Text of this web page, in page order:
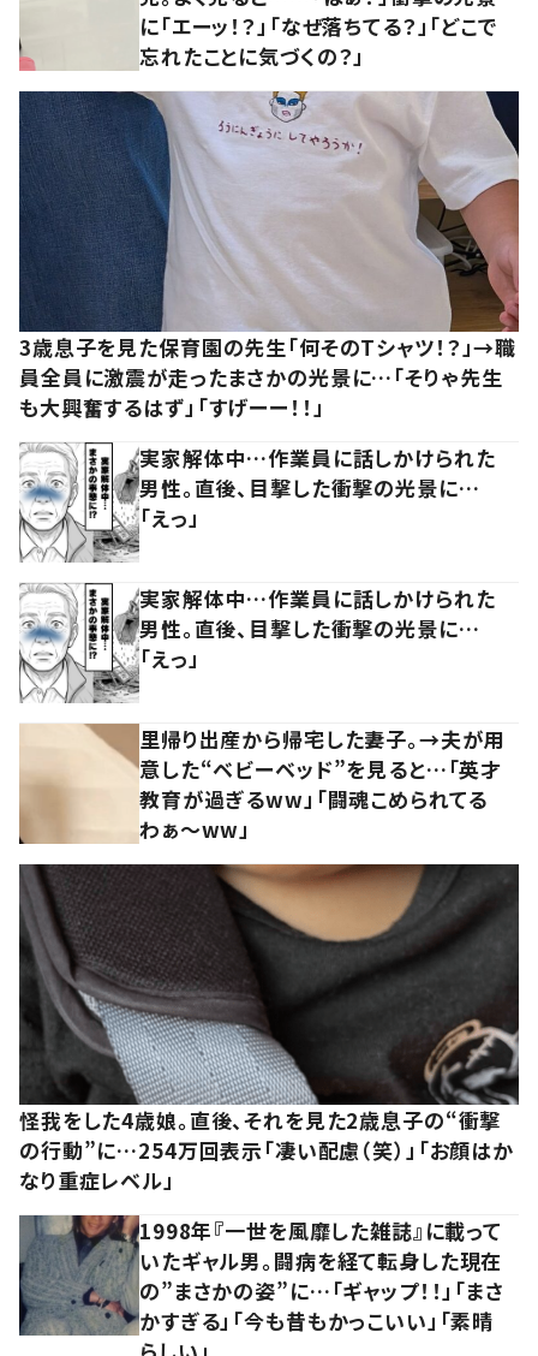
に「エーッ！？」「なぜ落ちてる？」「どこで
忘れたことに気づくの？」
3歳息子を見た保育園の先生「何そのTシャツ！？」→職
員全員に激震が走ったまさかの光景に…「そりゃ先生
も大興奮するはず」「すげーー！！」
実家解体中…作業員に話しかけられた
男性。直後、目撃した衝撃の光景に…
「えっ」
実家解体中…作業員に話しかけられた
男性。直後、目撃した衝撃の光景に…
「えっ」
里帰り出産から帰宅した妻子。→夫が用
意した“ベビーベッド”を見ると…「英才
教育が過ぎるww」「闘魂こめられてる
わぁ～ww」
怪我をした4歳娘。直後、それを見た2歳息子の“衝撃
の行動”に…254万回表示「凄い配慮（笑）」「お顔はか
なり重症レベル」
1998年『一世を風靡した雑誌』に載って
いたギャル男。闘病を経て転身した現在
の”まさかの姿”に…「ギャップ！！」「まさ
かすぎる」「今も昔もかっこいい」「素晴